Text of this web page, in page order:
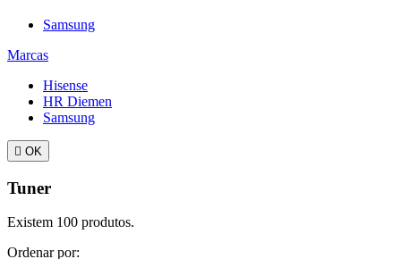
Samsung
Marcas
Hisense
HR Diemen
Samsung
 OK
Tuner
Existem 100 produtos.
Ordenar por: